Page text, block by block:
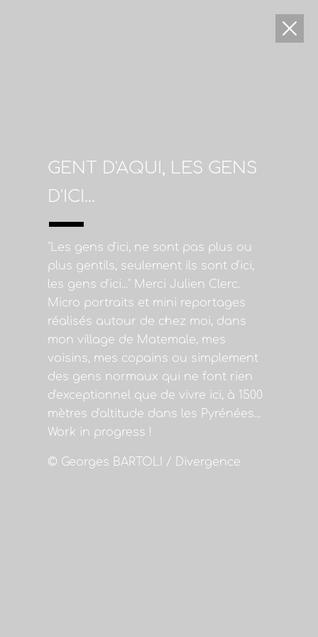
GENT D'AQUI, LES GENS
D'ICI...
"Les gens d'ici, ne sont pas plus ou
plus gentils, seulement ils sont d'ici,
les gens d'ici..." Merci Julien Clerc.
Micro portraits et mini reportages
réalisés autour de chez moi, dans
mon village de Matemale, mes
voisins, mes copains ou simplement
des gens normaux qui ne font rien
d'exceptionnel que de vivre ici, à 1500
mètres d'altitude dans les Pyrénées...
Work in progress !
© Georges BARTOLI / Divergence